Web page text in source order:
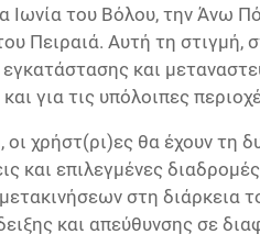
του Βόλου, την Άνω
Πειραιά. Αυτή τη στιγμή,
και
για τις υπόλοιπες
χρήστ(ρι)ες θα έχουν τη
και επιλεγμένες
στη διάρκεια
και απεύθυνσης σε